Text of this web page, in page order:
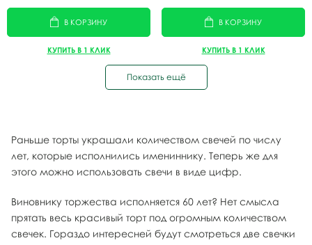
В КОРЗИНУ
КУПИТЬ В 1 КЛИК
В КОРЗИНУ
КУПИТЬ В 1 КЛИК
Показать ещё
Раньше торты украшали количеством свечей по числу
лет, которые исполнились имениннику. Теперь же для
этого можно использовать свечи в виде цифр.
Виновнику торжества исполняется 60 лет? Нет смысла
прятать весь красивый торт под огромным количеством
свечек. Гораздо интересней будут смотреться две свечки